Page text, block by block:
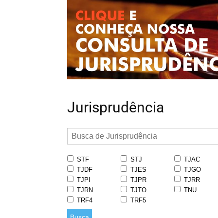
Jurisprudência
STF STJ
TJAC
TJDF
TJES
TJGO
TJPI
TJPR
TJRR
TJRN
TJTO
TNU
TRF4
TRF5